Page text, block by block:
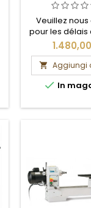
Veuillez
pour les délais
et les frais
 Aggiungi
 In